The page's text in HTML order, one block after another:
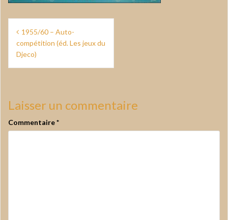
Navigation
de
l’article
1955/60 – Auto-
compétition (éd. Les jeux du
Djeco)
Laisser un commentaire
Commentaire*